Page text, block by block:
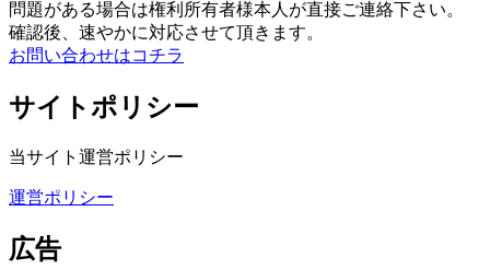
問題がある場合は権利所有者様本人が直接ご連絡下さい。
確認後、速やかに対応させて頂きます。
お問い合わせはコチラ
サイトポリシー
当サイト運営ポリシー
運営ポリシー
広告